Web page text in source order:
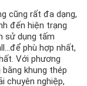
cũng rất đa dạng,
đến hiện trạng
sử dụng tấm
phù hợp nhất,
Với phương
khung thép
chuyên nghiệp,